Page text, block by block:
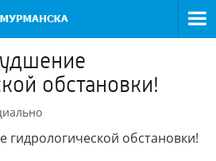
обстановки!
обстановки!